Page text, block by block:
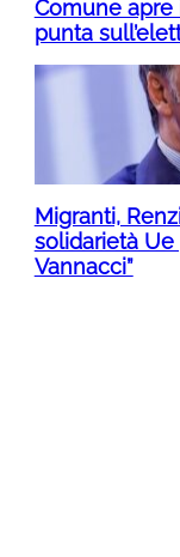
Comune
punta
Migranti,
solidarietà
Vannacci”